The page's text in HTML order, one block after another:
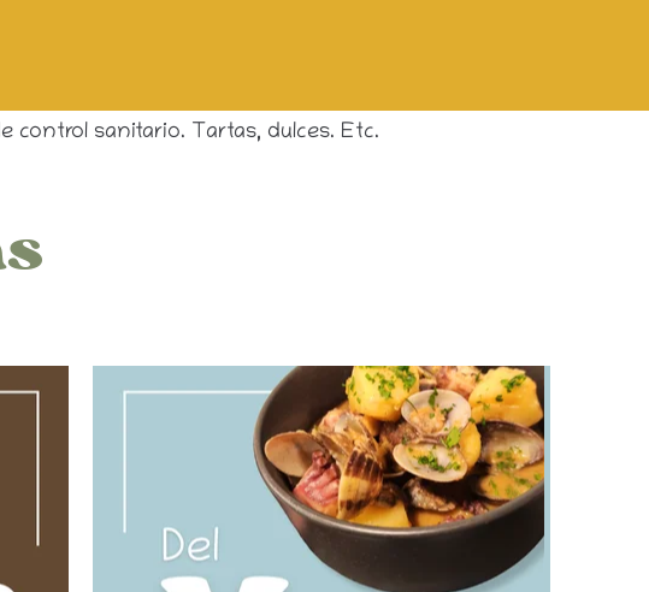
control sanitario. Tartas, dulces. Etc.
Saborea las mejores carnes
maduradas y a la brasa, una